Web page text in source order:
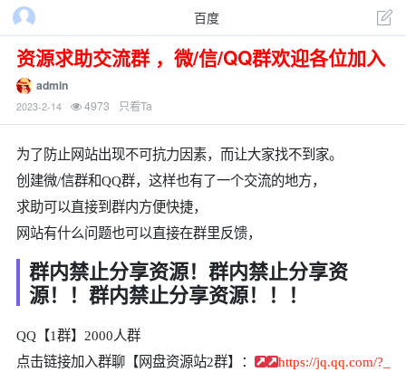
百度
资源求助交流群 ，微/信/QQ群欢迎各位加入
admin
2023-2-14 4973 只看Ta
为了防止网站出现不可抗力因素，而让大家找不到家。
创建微/信群和QQ群，这样也有了一个交流的地方，
求助可以直接到群内方便快捷，
网站有什么问题也可以直接在群里反馈，
群内禁止分享资源！群内禁止分享资
源！！群内禁止分享资源！！！
QQ【1群】2000人群
点击链接加入群聊【网盘资源站2群】：
https://jq.qq.com/?_